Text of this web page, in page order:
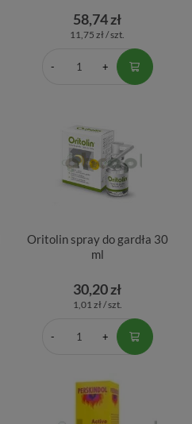
58,74 zł
11,75 zł / szt.
Oritolin spray do gardła 30
ml
30,20 zł
1,01 zł / szt.